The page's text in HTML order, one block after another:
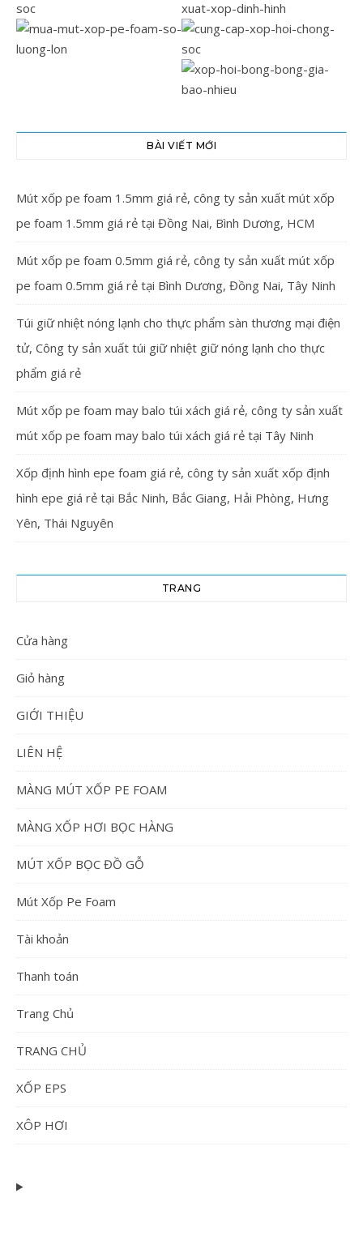
BÀI VIẾT MỚI
Mút xốp pe foam 1.5mm giá rẻ, công ty sản xuất mút xốp
pe foam 1.5mm giá rẻ tại Đồng Nai, Bình Dương, HCM
Mút xốp pe foam 0.5mm giá rẻ, công ty sản xuất mút xốp
pe foam 0.5mm giá rẻ tại Bình Dương, Đồng Nai, Tây Ninh
Túi giữ nhiệt nóng lạnh cho thực phẩm sàn thương mại điện
tử, Công ty sản xuất túi giữ nhiệt giữ nóng lạnh cho thực
phẩm giá rẻ
Mút xốp pe foam may balo túi xách giá rẻ, công ty sản xuất
mút xốp pe foam may balo túi xách giá rẻ tại Tây Ninh
Xốp định hình epe foam giá rẻ, công ty sản xuất xốp định
hình epe giá rẻ tại Bắc Ninh, Bắc Giang, Hải Phòng, Hưng
Yên, Thái Nguyên
TRANG
Cửa hàng
Giỏ hàng
GIỚI THIỆU
LIÊN HỆ
MÀNG MÚT XỐP PE FOAM
MÀNG XỐP HƠI BỌC HÀNG
MÚT XỐP BỌC ĐỒ GỖ
Mút Xốp Pe Foam
Tài khoản
Thanh toán
Trang Chủ
TRANG CHỦ
XỐP EPS
XÔP HƠI